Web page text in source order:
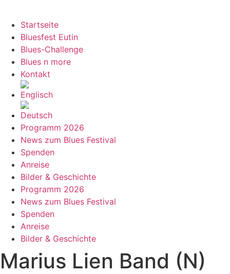
Startseite
Bluesfest Eutin
Blues-Challenge
Blues n more
Kontakt
Programm 2026
News zum Blues Festival
Spenden
Anreise
Bilder & Geschichte
Programm 2026
News zum Blues Festival
Spenden
Anreise
Bilder & Geschichte
Marius Lien Band (N)